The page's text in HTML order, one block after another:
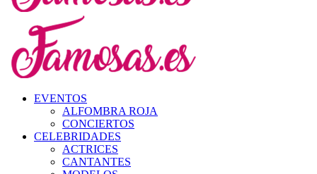
EVENTOS
ALFOMBRA ROJA
CONCIERTOS
CELEBRIDADES
ACTRICES
CANTANTES